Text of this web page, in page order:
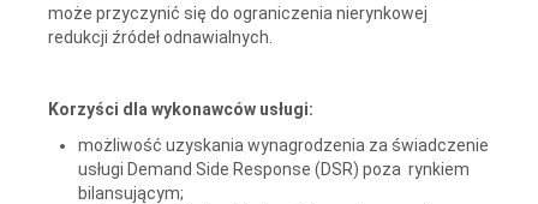
może przyczynić się do ograniczenia nierynkowej
redukcji źródeł odnawialnych.
Korzyści dla wykonawców usługi:
możliwość uzyskania wynagrodzenia za świadczenie
usługi Demand Side Response (DSR) poza rynkiem
bilansującym;